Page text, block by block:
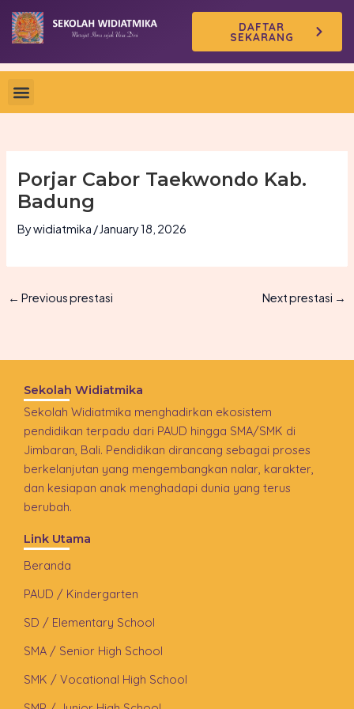
Skip
content
DAFTAR
SEKARANG
Porjar Cabor Taekwondo Kab.
Badung
Bywidiatmika /January 18, 2026
← Previous prestasi Next prestasi →
Sekolah Widiatmika
Sekolah Widiatmika menghadirkan ekosistem
pendidikan terpadu dari PAUD hingga SMA/SMK di
Jimbaran, Bali. Pendidikan dirancang sebagai proses
berkelanjutan yang mengembangkan nalar, karakter,
dan kesiapan anak menghadapi dunia yang terus
berubah.
Link Utama
Beranda
PAUD / Kindergarten
SD / Elementary School
SMA / Senior High School
SMK / Vocational High School